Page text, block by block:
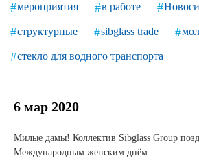
Продажа недвижимости
Продукция
6 мар 2020
Милые дамы! Коллектив Sibglass Group
Международным женским днём.
мероприятия в работе
структурные sibglass trade
стекло для водного транспорта